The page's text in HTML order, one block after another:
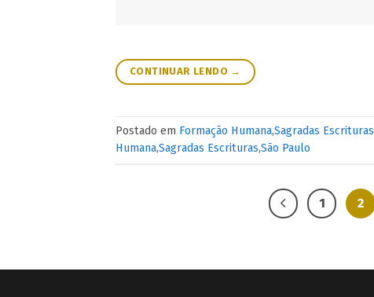
CONTINUAR LENDO →
Postado em Formação Humana,Sagradas Escrituras
Humana,Sagradas Escrituras,São Paulo
1 2